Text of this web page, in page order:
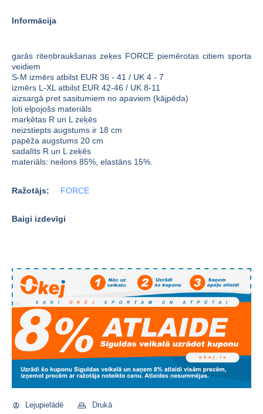
Informācija
garās riteņbraukšanas zeķes FORCE piemērotas citiem sporta
veidiem
S-M izmērs atbilst EUR 36 - 41 / UK 4 - 7
izmērs L-XL atbilst EUR 42-46 / UK 8-11
aizsargā pret sasitumiem no apaviem (kājpēda)
ļoti elpojošs materiāls
marķētas R un L zeķēs
neizstiepts augstums ir 18 cm
papēža augstums 20 cm
sadalīts R un L zeķēs
materiāls: neilons 85%, elastāns 15%.
Ražotājs: FORCE
Baigi izdevīgi
Lejupielādē Drukā